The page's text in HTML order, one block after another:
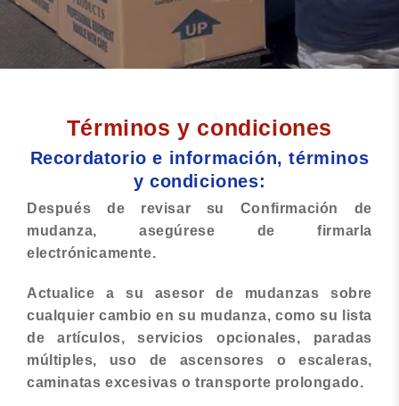
Términos y condiciones
Recordatorio e información, términos
y condiciones:
Después de revisar su Confirmación de
mudanza, asegúrese de firmarla
electrónicamente.
Actualice a su asesor de mudanzas sobre
cualquier cambio en su mudanza, como su lista
de artículos, servicios opcionales, paradas
múltiples, uso de ascensores o escaleras,
caminatas excesivas o transporte prolongado.